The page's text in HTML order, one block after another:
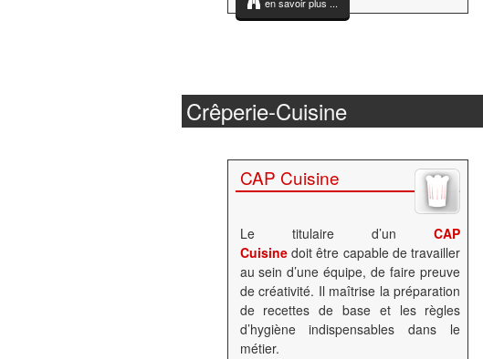
Crêperie-Cuisine
CAP Cuisine
Le titulaire d’un CAP
Cuisine doit être capable de travailler
au sein d’une équipe, de faire preuve
de créativité. Il maîtrise la préparation
de recettes de base et les règles
d’hygiène indispensables dans le
métier.